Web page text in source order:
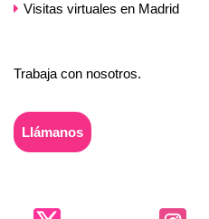
Visitas virtuales en Madrid
Trabaja con nosotros.
Llámanos